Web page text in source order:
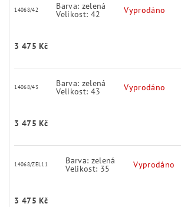
14068/42 Barva: zelená
Velikost: 42 Vyprodáno
3 475 Kč
14068/43 Barva: zelená
Velikost: 43 Vyprodáno
3 475 Kč
14068/ZEL11 Barva: zelená
Velikost: 35 Vyprodáno
3 475 Kč